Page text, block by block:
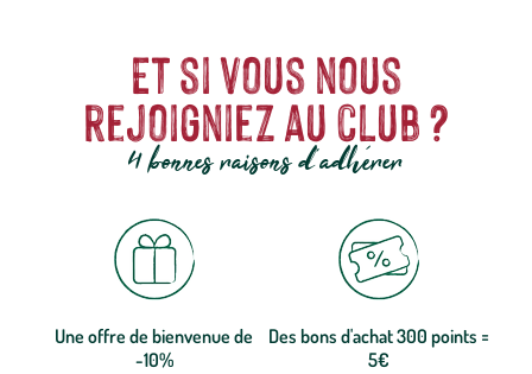
Et si vous nous
rejoigniez au club ?
4 bonnes raisons d'adhérer
Une offre de bienvenue de
-10%
Des bons d'achat 300 points =
5€